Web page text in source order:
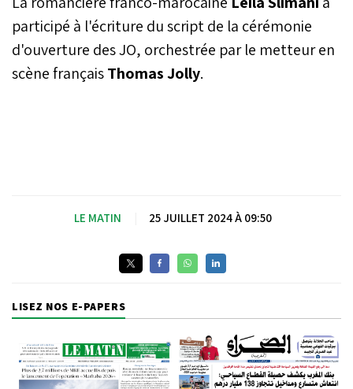
participé à l'écriture du script de la cérémonie
d'ouverture des JO, orchestrée par le metteur en
scène françaisThomasJolly.
LE MATIN 25 JUILLET 2024 À 09:50
LISEZ NOS E-PAPERS